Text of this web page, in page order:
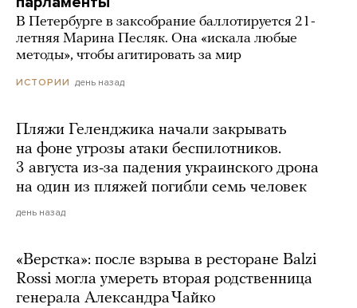
В Петербурге в заксобрание баллотируется 21-
летняя Марина Песляк. Она «искала любые
методы», чтобы агитировать за мир
ИСТОРИИ день назад
Пляжи Геленджика начали закрывать
на фоне угрозы атаки беспилотников.
3 августа из-за падения украинского дрона
на один из пляжей погибли семь человек
день назад
«Верстка»: после взрыва в ресторане Balzi
Rossi могла умереть вторая родственница
генерала Александра Чайко